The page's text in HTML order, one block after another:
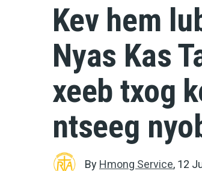
Kev hem
Nyas Kas
xeeb txog
ntseeg
By Hmong Service, 12